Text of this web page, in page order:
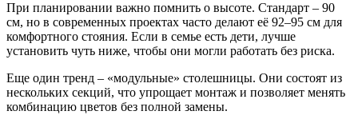
При планировании важно помнить о высоте. Стандарт – 90
см, но в современных проектах часто делают её 92–95 см для
комфортного стояния. Если в семье есть дети, лучше
установить чуть ниже, чтобы они могли работать без риска.
Еще один тренд – «модульные» столешницы. Они состоят из
нескольких секций, что упрощает монтаж и позволяет менять
комбинацию цветов без полной замены.